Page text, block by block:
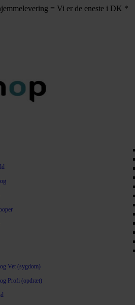
= Vi er de eneste i DK *
Vet (sygdom)
Profi (opdræt)